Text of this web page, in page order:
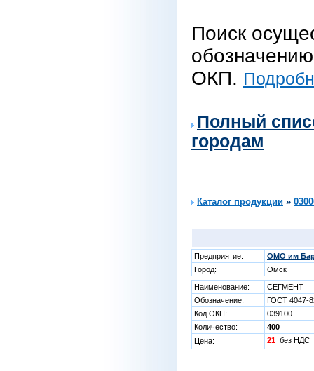
Поиск
ОКП.
Полный
городам
Каталог продукции »
Предприятие:
ОМО им
Город:
Омск
Наименование:
СЕГМЕНТ
Обозначение:
ГОСТ 4047-
Код ОКП:
039100
Количество:
400
Цена:
21 без